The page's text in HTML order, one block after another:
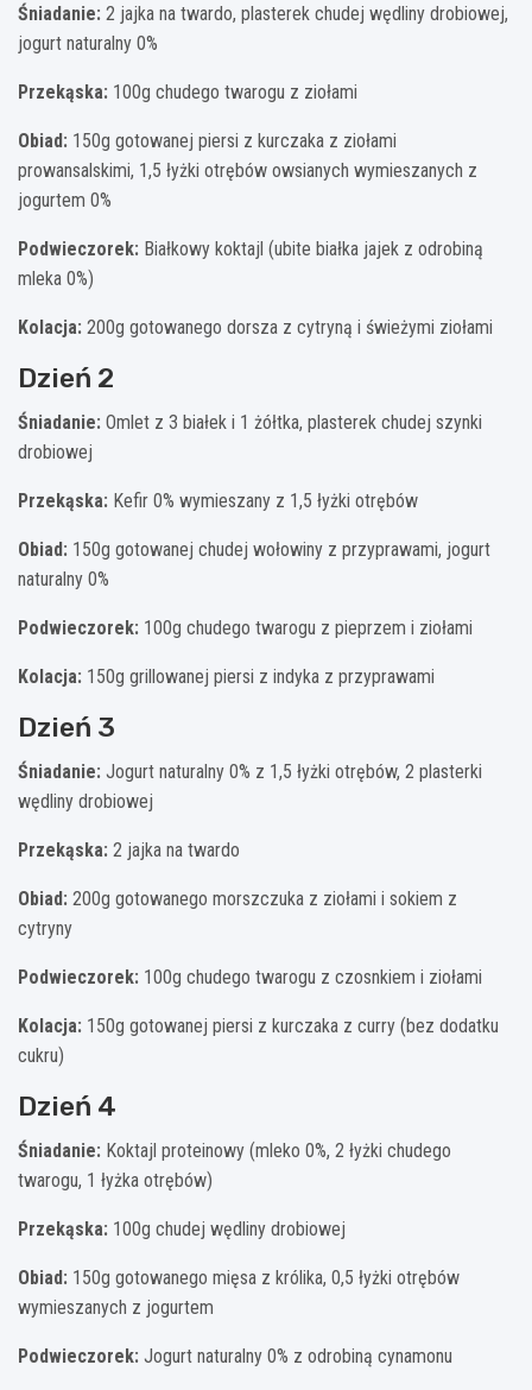
Śniadanie: 2 jajka na twardo, plasterek chudej wędliny drobiowej,
jogurt naturalny 0%
Przekąska: 100g chudego twarogu z ziołami
Obiad: 150g gotowanej piersi z kurczaka z ziołami
prowansalskimi, 1,5 łyżki otrębów owsianych wymieszanych z
jogurtem 0%
Podwieczorek: Białkowy koktajl (ubite białka jajek z odrobiną
mleka 0%)
Kolacja: 200g gotowanego dorsza z cytryną i świeżymi ziołami
Dzień 2
Śniadanie: Omlet z 3 białek i 1 żółtka, plasterek chudej szynki
drobiowej
Przekąska: Kefir 0% wymieszany z 1,5 łyżki otrębów
Obiad: 150g gotowanej chudej wołowiny z przyprawami, jogurt
naturalny 0%
Podwieczorek: 100g chudego twarogu z pieprzem i ziołami
Kolacja: 150g grillowanej piersi z indyka z przyprawami
Dzień 3
Śniadanie: Jogurt naturalny 0% z 1,5 łyżki otrębów, 2 plasterki
wędliny drobiowej
Przekąska: 2 jajka na twardo
Obiad: 200g gotowanego morszczuka z ziołami i sokiem z
cytryny
Podwieczorek: 100g chudego twarogu z czosnkiem i ziołami
Kolacja: 150g gotowanej piersi z kurczaka z curry (bez dodatku
cukru)
Dzień 4
Śniadanie: Koktajl proteinowy (mleko 0%, 2 łyżki chudego
twarogu, 1 łyżka otrębów)
Przekąska: 100g chudej wędliny drobiowej
Obiad: 150g gotowanego mięsa z królika, 0,5 łyżki otrębów
wymieszanych z jogurtem
Podwieczorek: Jogurt naturalny 0% z odrobiną cynamonu